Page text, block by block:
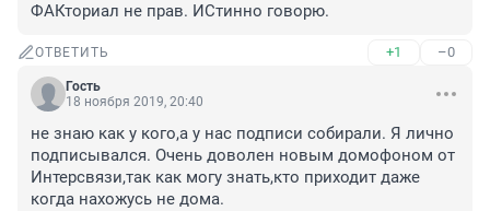
ФАКториал не прав. ИСтинно говорю.
ОТВЕТИТЬ +1 –0
Гость
18 ноября 2019, 20:40
не знаю как у кого,а у нас подписи собирали. Я лично
подписывался. Очень доволен новым домофоном от
Интерсвязи,так как могу знать,кто приходит даже
когда нахожусь не дома.